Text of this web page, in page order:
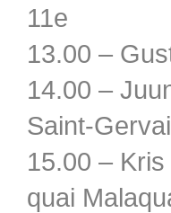
11e
13.00 –
14.00 –
Saint-
15.00 –
quai